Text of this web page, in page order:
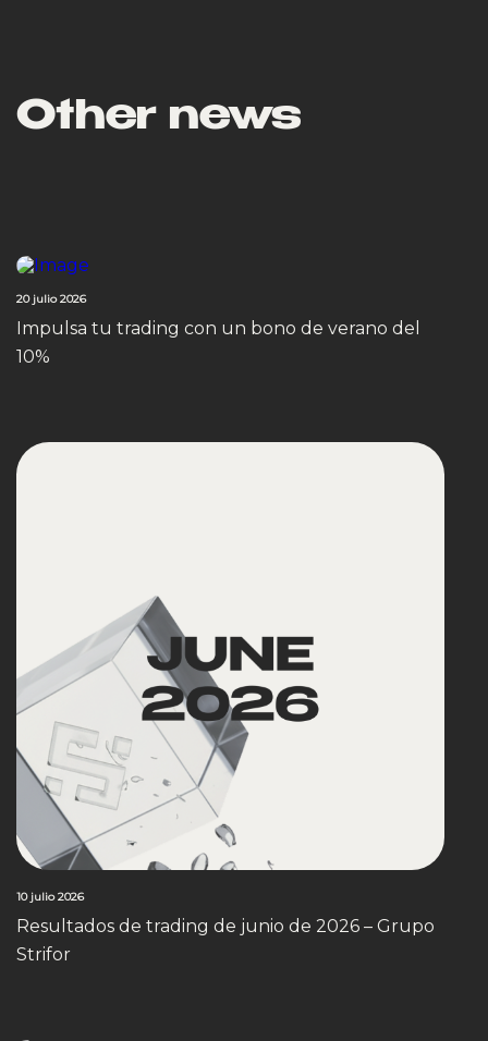
Other news
20 julio 2026
Impulsa tu trading con un bono de verano del
10%
10 julio 2026
Resultados de trading de junio de 2026 – Grupo
Strifor